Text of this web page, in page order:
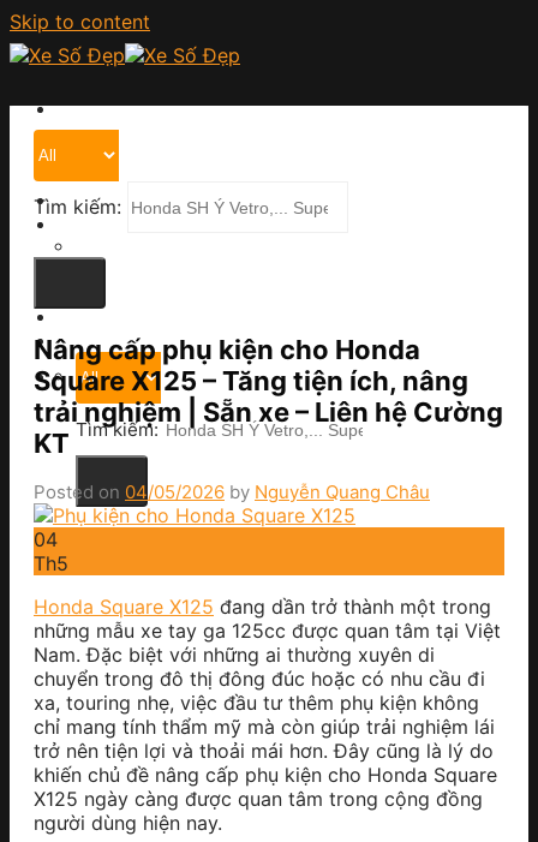
Skip to content
Trang chủ
Giới thiệu
Cửa hàng
Tin tức
Liên hệ
Tìm kiếm:
Tìm kiếm:
Nâng cấp phụ kiện cho Honda
Square X125 – Tăng tiện ích, nâng
trải nghiệm | Sẵn xe – Liên hệ Cường
KT
Posted on 04/05/2026 by Nguyễn Quang Châu
04
Th5
Honda Square X125 đang dần trở thành một trong
những mẫu xe tay ga 125cc được quan tâm tại Việt
Nam. Đặc biệt với những ai thường xuyên di
chuyển trong đô thị đông đúc hoặc có nhu cầu đi
xa, touring nhẹ, việc đầu tư thêm phụ kiện không
chỉ mang tính thẩm mỹ mà còn giúp trải nghiệm lái
trở nên tiện lợi và thoải mái hơn. Đây cũng là lý do
khiến chủ đề nâng cấp phụ kiện cho Honda Square
X125 ngày càng được quan tâm trong cộng đồng
người dùng hiện nay.